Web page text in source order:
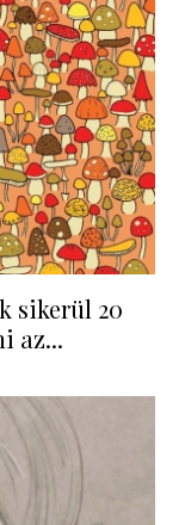
sikerül 20
az...